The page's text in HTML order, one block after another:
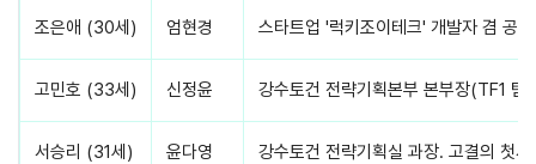
조은애 (30세) 엄현경 스타트업 '럭키조이테크' 개발자 겸 공
고민호 (33세) 신정윤 강수토건 전략기획본부 본부장(TF1
서승리 (31세) 윤다영 강수토건 전략기획실 과장. 고결의 첫